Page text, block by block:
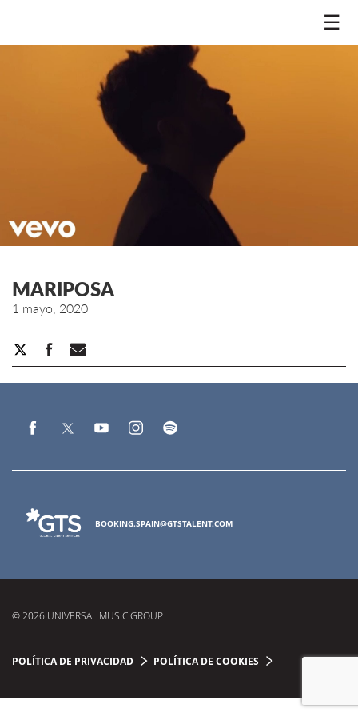
☰
MARIPOSA
1 mayo, 2020
BOOKING.SPAIN@GTSTALENT.COM
© 2026 UNIVERSAL MUSIC GROUP
POLÍTICA DE PRIVACIDAD POLÍTICA DE COOKIES